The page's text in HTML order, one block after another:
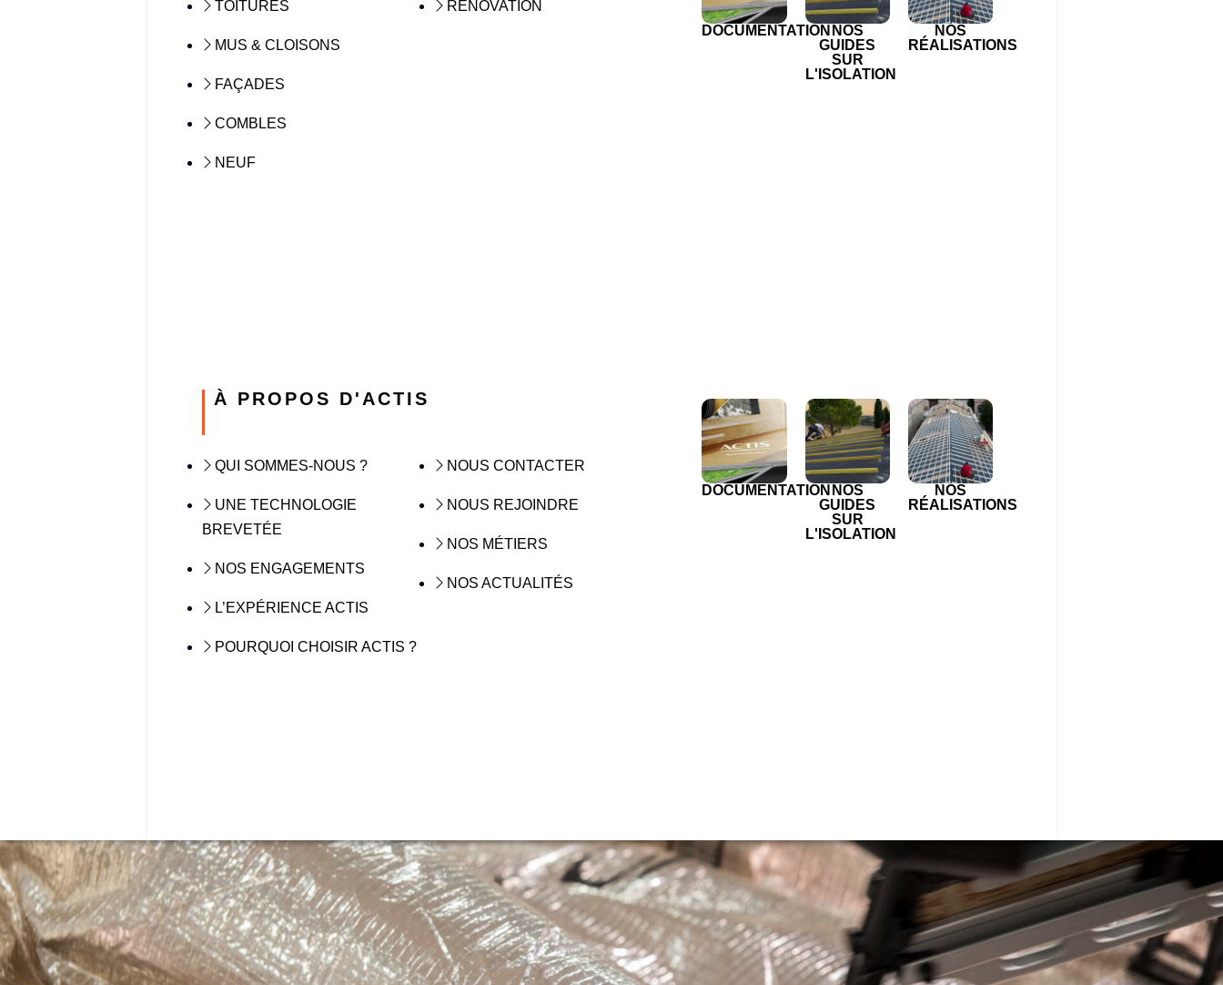
TOITURES
MUS & CLOISONS
FAÇADES
COMBLES
NEUF
RÉNOVATION
DOCUMENTATION NOS
GUIDES
SUR
L'ISOLATION
NOS
RÉALISATIONS
À PROPOS D'ACTIS
QUI SOMMES-NOUS ?
UNE TECHNOLOGIE
BREVETÉE
NOS ENGAGEMENTS
L’EXPÉRIENCE ACTIS
POURQUOI CHOISIR ACTIS ?
NOUS CONTACTER
NOUS REJOINDRE
NOS MÉTIERS
NOS ACTUALITÉS
DOCUMENTATION NOS
GUIDES
SUR
L'ISOLATION
NOS
RÉALISATIONS